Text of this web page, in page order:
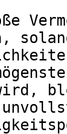
wird,